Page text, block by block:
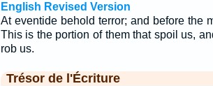
English Revised Version
At eventide behold terror; and before the
This is the portion of them that spoil us,
rob us.
Trésor de l'Écriture